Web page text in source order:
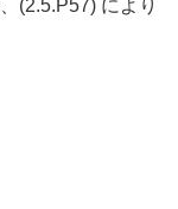
(2.5.P57) により